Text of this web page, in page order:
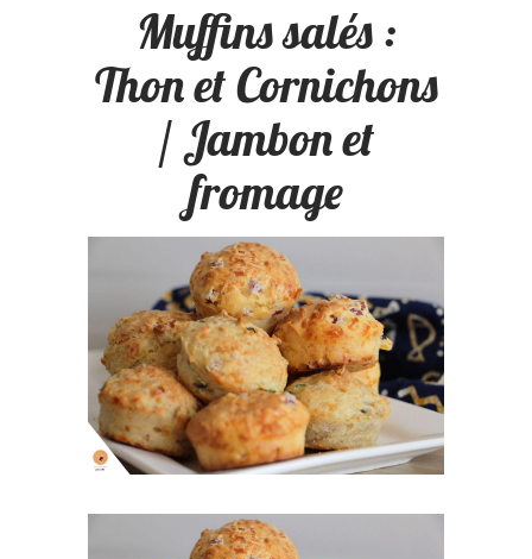
Muffins salés :
Thon et Cornichons
/ Jambon et
fromage